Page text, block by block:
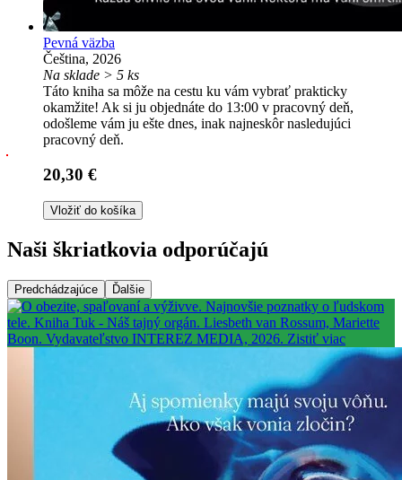
Pevná väzba
Čeština, 2026
Na sklade > 5 ks
Táto kniha sa môže na cestu ku vám vybrať prakticky
okamžite! Ak si ju objednáte do 13:00 v pracovný deň,
odošleme vám ju ešte dnes, inak najneskôr nasledujúci
pracovný deň.
20,30 €
Vložiť do košíka
Naši škriatkovia odporúčajú
Predchádzajúce Ďalšie